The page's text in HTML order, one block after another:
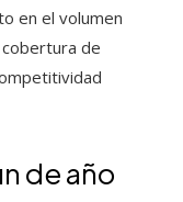
en el volumen
de
de año